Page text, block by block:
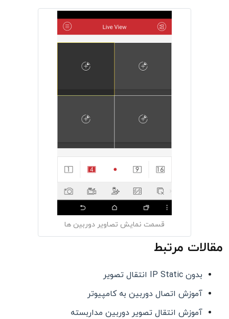
قسمت نمایش تصاویر دوربین ها
مقالات مرتبط
بدون IP Static انتقال تصویر
آموزش اتصال دوربین به کامپیوتر
آموزش انتقال تصویر دوربین مداربسته